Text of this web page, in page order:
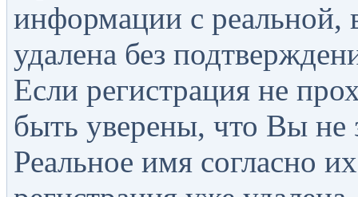
информации с реальной,
удалена без
Если регистрация не
быть уверены, что Вы не
Реальное имя согласно